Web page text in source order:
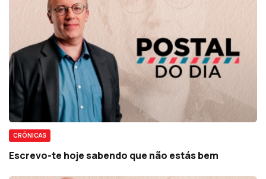
CRÓNICAS
Escrevo-te hoje sabendo que não estás bem